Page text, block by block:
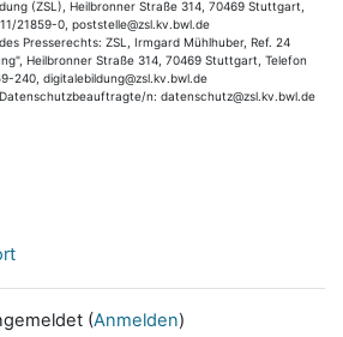
(ZSL), Heilbronner Straße 314, 70469 Stuttgart,
21859-0, poststelle@zsl.kv.bwl.de
Presserechts: ZSL, Irmgard Mühlhuber, Ref. 24
Heilbronner Straße 314, 70469 Stuttgart, Telefon
240, digitalebildung@zsl.kv.bwl.de
n: datenschutz@zsl.kv.bwl.de
(Anmelden)